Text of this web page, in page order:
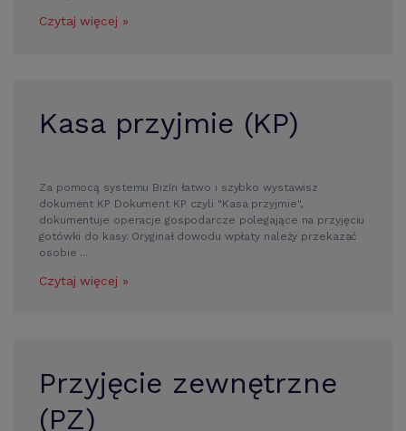
Czytaj więcej »
Kasa przyjmie (KP)
Za pomocą systemu BizIn łatwo i szybko wystawisz
dokument KP Dokument KP czyli "Kasa przyjmie",
dokumentuje operacje gospodarcze polegające na przyjęciu
gotówki do kasy. Oryginał dowodu wpłaty należy przekazać
osobie ...
Czytaj więcej »
Przyjęcie zewnętrzne
(PZ)